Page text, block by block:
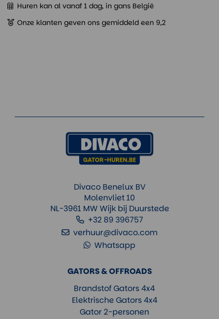
Huren kan al vanaf 1 dag, in gans België
Onze klanten geven ons gemiddeld een 9,2
GATORS & OFFROADS
Brandstof Gators 4x4
Elektrische Gators 4x4
Gator 2-personen
Divaco Benelux BV
Molenvliet 10
NL-3961 MW Wijk bij Duurstede
+32 89 396757
verhuur@divaco.com
Whatsapp